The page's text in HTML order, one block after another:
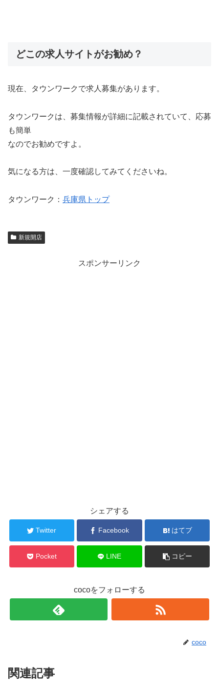
どこの求人サイトがお勧め？
現在、タウンワークで求人募集があります。
タウンワークは、 募集情報が詳細に記載されていて、応募
も簡単
なのでお勧めですよ。
気になる方は、一度確認してみてくださいね。
タウンワーク： 兵庫県トップ
新規開店
スポンサーリンク
シェアする
Twitter Facebook はてブ
Pocket LINE コピー
cocoをフォローする
coco
関連記事